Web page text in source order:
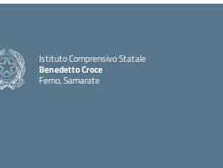
Istituto Comprensivo Statale
Benedetto Croce
Ferno, Samarate